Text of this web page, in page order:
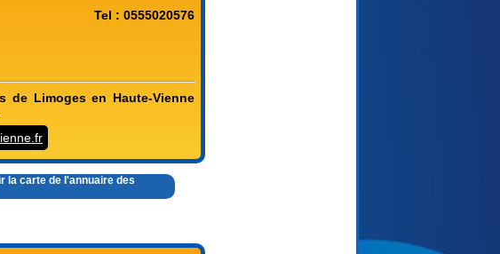
Tel : 0555020576
de Limoges en Haute-Vienne
la carte de l'annuaire des